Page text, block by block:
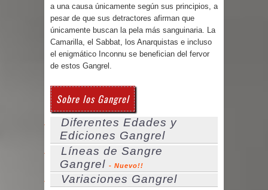
a una causa únicamente según sus principios, a
pesar de que sus detractores afirman que
únicamente buscan la pela más sanguinaria. La
Camarilla, el Sabbat, los Anarquistas e incluso
el enigmático Inconnu se benefician del fervor
de estos Gangrel.
Sobre los Gangrel
Diferentes Edades y
Ediciones Gangrel
Líneas de Sangre
Gangrel - Nuevo!!
Variaciones Gangrel